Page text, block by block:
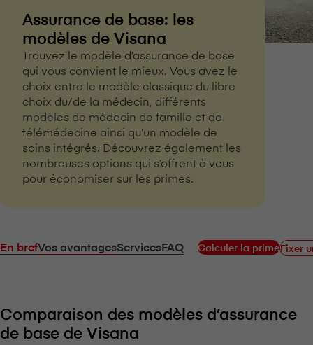
Assurance de base: les
modèles de V⁠i⁠s⁠a⁠n⁠a
Trouvez le modèle d’assurance de base
qui vous convient le mieux. Vous avez le
choix entre le modèle classique du libre
choix du/de la médecin, différents
modèles de médecin de famille et de
télémédecine ainsi qu’un modèle de
soins intégrés. Découvrez également les
nombreuses options qui s’offrent à vous
pour économiser sur les primes.
En brefVos avantagesServicesFAQ Calculer la primeFixer
Comparaison des modèles d’assurance
de base de V⁠i⁠s⁠a⁠n⁠a